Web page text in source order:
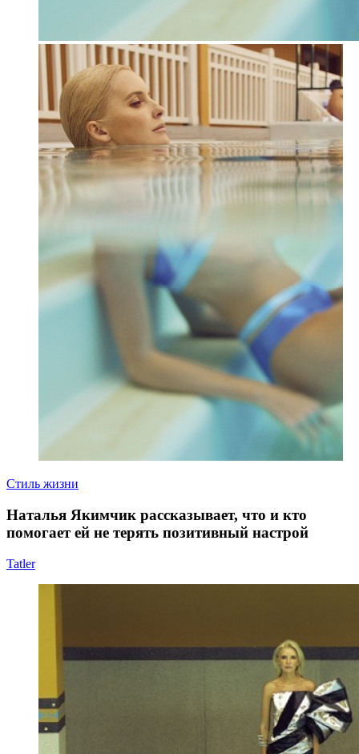
Стиль жизни
Наталья Якимчик рассказывает, что и кто
помогает ей не терять позитивный настрой
Tatler